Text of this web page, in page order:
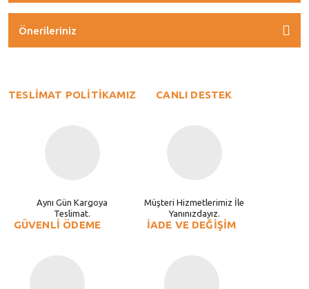
Önerileriniz
TESLİMAT POLİTİKAMIZ
Aynı Gün Kargoya
Teslimat.
CANLI DESTEK
Müşteri Hizmetlerimiz İle
Yanınızdayız.
GÜVENLİ ÖDEME İADE VE DEĞİŞİM